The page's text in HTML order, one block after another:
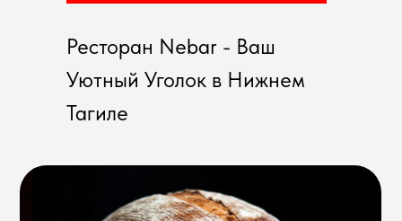
Ресторан Nebar - Ваш
Уютный Уголок в Нижнем
Тагиле